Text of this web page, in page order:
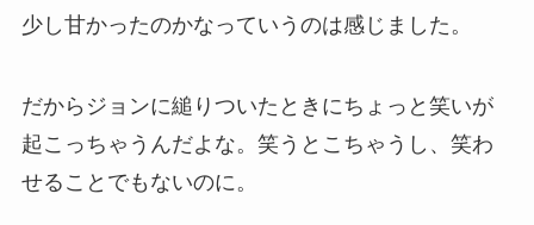
少し甘かったのかなっていうのは感じました。
だからジョンに縋りついたときにちょっと笑いが
起こっちゃうんだよな。笑うとこちゃうし、笑わ
せることでもないのに。